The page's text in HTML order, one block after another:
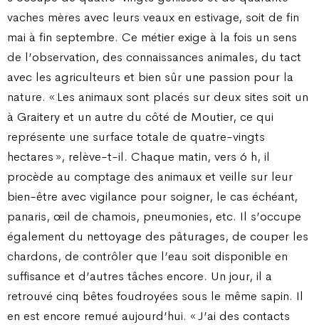
vaches mères avec leurs veaux en estivage, soit de fin
mai à fin septembre. Ce métier exige à la fois un sens
de l’observation, des connaissances animales, du tact
avec les agriculteurs et bien sûr une passion pour la
nature. « Les animaux sont placés sur deux sites soit un
à Graitery et un autre du côté de Moutier, ce qui
représente une surface totale de quatre-vingts
hectares », relève-t-il. Chaque matin, vers 6 h, il
procède au comptage des animaux et veille sur leur
bien-être avec vigilance pour soigner, le cas échéant,
panaris, œil de chamois, pneumonies, etc. Il s’occupe
également du nettoyage des pâturages, de couper les
chardons, de contrôler que l’eau soit disponible en
suffisance et d’autres tâches encore. Un jour, il a
retrouvé cinq bêtes foudroyées sous le même sapin. Il
en est encore remué aujourd’hui. «J’ai des contacts